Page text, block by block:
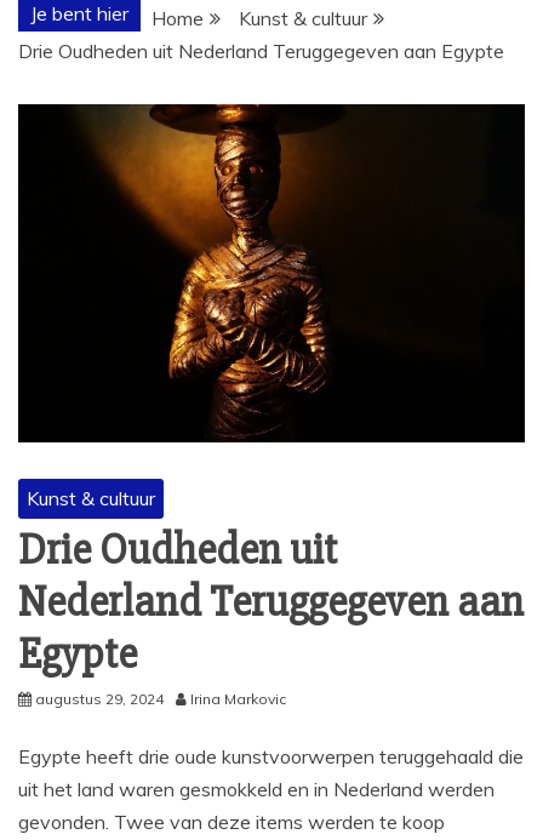
Je bent hier Home
Kunst & cultuur
Drie Oudheden uit Nederland Teruggegeven aan Egypte
Kunst & cultuur
Drie Oudheden uit
Nederland Teruggegeven aan
Egypte
augustus 29, 2024 Irina Markovic
Egypte heeft drie oude kunstvoorwerpen teruggehaald die
uit het land waren gesmokkeld en in Nederland werden
gevonden. Twee van deze items werden te koop